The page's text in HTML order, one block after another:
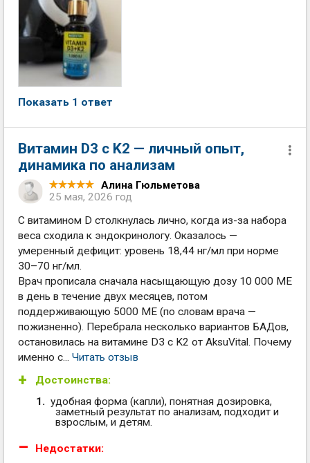
Показать 1 ответ
Витамин D3 с K2 — личный опыт,
динамика по анализам
Алина Гюльметова
25 мая, 2026 год
С витамином D столкнулась лично, когда из-за набора
веса сходила к эндокринологу. Оказалось —
умеренный дефицит: уровень 18,44 нг/мл при норме
30–70 нг/мл.
Врач прописала сначала насыщающую дозу 10 000 МЕ
в день в течение двух месяцев, потом
поддерживающую 5000 МЕ (по словам врача —
пожизненно). Перебрала несколько вариантов БАДов,
остановилась на витамине D3 с K2 от AksuVital. Почему
именно с... Читать отзыв
Достоинства:
удобная форма (капли), понятная дозировка,
заметный результат по анализам, подходит и
взрослым, и детям.
Недостатки: